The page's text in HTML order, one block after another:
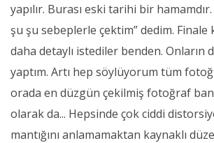
yapılır. Burası eski tarihi bir
şu şu sebeplerle çektim” dedim. Finale
daha detaylı istediler benden. Onların
yaptım. Artı hep söylüyorum tüm
orada en düzgün çekilmiş fotoğraf
olarak da... Hepsinde çok ciddi
mantığını anlamamaktan kaynaklı